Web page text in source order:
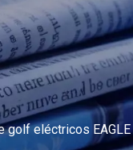
golf eléctricos